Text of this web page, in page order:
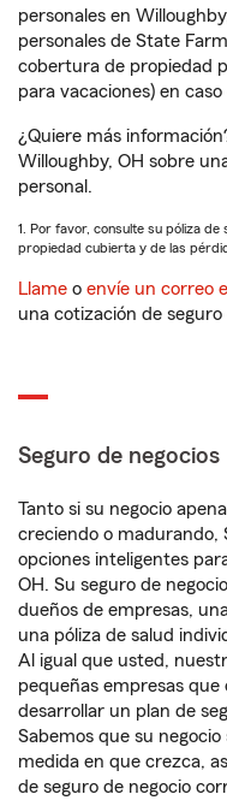
personales en
personales de State
cobertura de propiedad
para vacaciones) en
¿Quiere más
Willoughby, OH sobre
personal.
1. Por favor, consulte su póliza
propiedad cubierta y de las
Llame o envíe un correo
una cotización de
Seguro de negocios
Tanto si su negocio
creciendo o madurando,
opciones inteligentes
OH. Su seguro de
dueños de empresas,
una póliza de salud
Al igual que usted,
pequeñas empresas
desarrollar un plan de
Sabemos que su
medida en que crezca,
de seguro de negocio